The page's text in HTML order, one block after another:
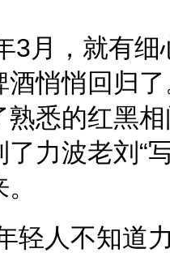
3月，就有
酒悄悄回归
熟悉的红黑
力波老刘“
轻人不知道